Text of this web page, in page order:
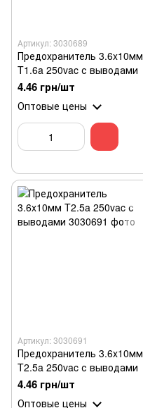
Артикул: 3030689
Предохранитель 3.6x10мм
T1.6a 250vac с выводами
4.46 грн/шт
Оптовые цены
Артикул: 3030691
Предохранитель 3.6x10мм
T2.5a 250vac с выводами
4.46 грн/шт
Оптовые цены